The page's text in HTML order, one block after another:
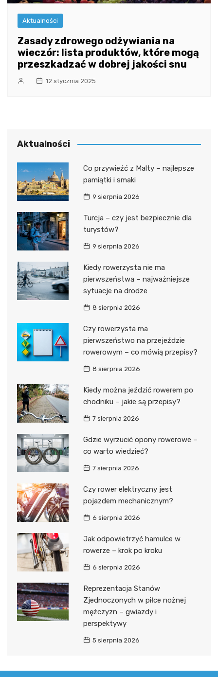
Aktualności
Zasady zdrowego odżywiania na
wieczór: lista produktów, które mogą
przeszkadzać w dobrej jakości snu
12 stycznia 2025
Aktualności
Co przywieźć z Malty – najlepsze
pamiątki i smaki
9 sierpnia 2026
Turcja – czy jest bezpiecznie dla
turystów?
9 sierpnia 2026
Kiedy rowerzysta nie ma
pierwszeństwa – najważniejsze
sytuacje na drodze
8 sierpnia 2026
Czy rowerzysta ma
pierwszeństwo na przejeździe
rowerowym – co mówią przepisy?
8 sierpnia 2026
Kiedy można jeździć rowerem po
chodniku – jakie są przepisy?
7 sierpnia 2026
Gdzie wyrzucić opony rowerowe –
co warto wiedzieć?
7 sierpnia 2026
Czy rower elektryczny jest
pojazdem mechanicznym?
6 sierpnia 2026
Jak odpowietrzyć hamulce w
rowerze – krok po kroku
6 sierpnia 2026
Reprezentacja Stanów
Zjednoczonych w piłce nożnej
mężczyzn – gwiazdy i
perspektywy
5 sierpnia 2026